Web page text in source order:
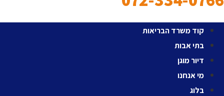
קוד משרד הבריאות
בתי אבות
דיור מוגן
מי אנחנו
בלוג